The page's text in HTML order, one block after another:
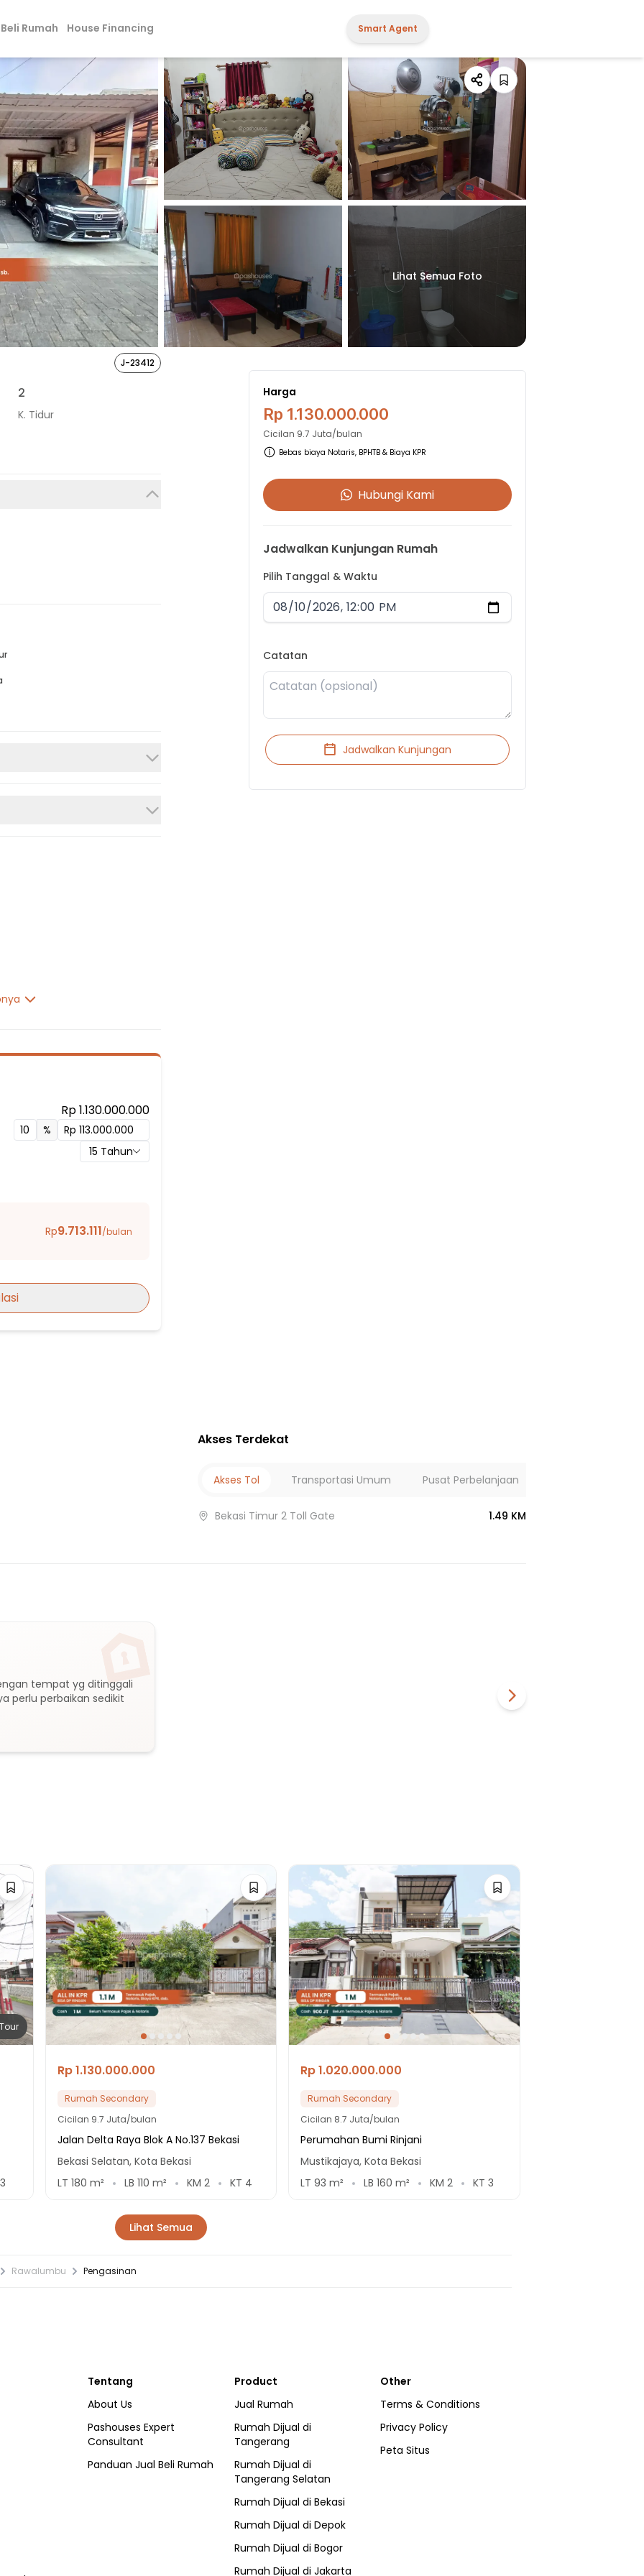
Beli Rumah House Financing Smart Agent
Lihat Semua Foto
J-23412
2
K. Tidur
Rp 1.130.000.000
%
15 Tahun
Rp9.713.111/bulan
Harga
Rp 1.130.000.000
Cicilan 9.7 Juta/bulan
Bebas biaya Notaris, BPHTB & Biaya KPR
Hubungi Kami
Jadwalkan Kunjungan Rumah
Pilih Tanggal & Waktu
Catatan
Jadwalkan Kunjungan
Akses Terdekat
Akses Tol Transportasi Umum Pusat Perbelanjaan
Bekasi Timur 2 Toll Gate 1.49 KM
tempat yg ditinggali
perlu perbaikan sedikit
3
Rp 1.130.000.000
Rumah Secondary
Cicilan 9.7 Juta/bulan
Jalan Delta Raya Blok A No.137 Bekasi
Bekasi Selatan, Kota Bekasi
LT 180 m² LB 110 m² KM 2 KT 4
Rp 1.020.000.000
Rumah Secondary
Cicilan 8.7 Juta/bulan
Perumahan Bumi Rinjani
Mustikajaya, Kota Bekasi
LT93 m² LB160 m² KM2 KT3
Lihat Semua
Rawalumbu Pengasinan
Tentang
About Us
Pashouses Expert
Consultant
Panduan Jual Beli Rumah
Product
Jual Rumah
Rumah Dijual di
Tangerang
Rumah Dijual di
Tangerang Selatan
Rumah Dijual di Bekasi
Rumah Dijual di Depok
Rumah Dijual di Bogor
Rumah Dijual di Jakarta
Other
Terms & Conditions
Privacy Policy
Peta Situs